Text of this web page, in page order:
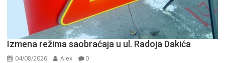
Izmena režima saobraćaja u ul. Radoja Dakića
04/08/2026 Alex 0